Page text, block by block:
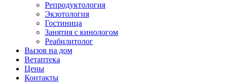
Репродуктология
Экзотология
Гостиница
Занятия с кинологом
Реабилитолог
Вызов на дом
Ветаптека
Цены
Контакты